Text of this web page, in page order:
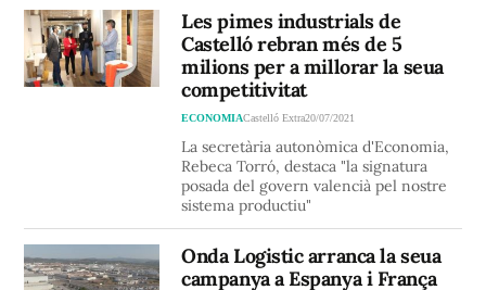
Les pimes industrials de
Castelló rebran més de 5
milions per a millorar la seua
competitivitat
ECONOMIACastelló Extra20/07/2021
La secretària autonòmica d'Economia,
Rebeca Torró, destaca "la signatura
posada del govern valencià pel nostre
sistema productiu"
Onda Logistic arranca la seua
campanya a Espanya i França